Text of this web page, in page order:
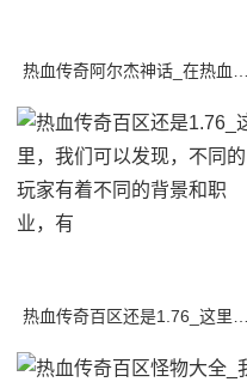
热血传奇阿尔杰神话_在热血传奇sf的世界里，有一个被遗忘的传奇故事，它关于一个勇